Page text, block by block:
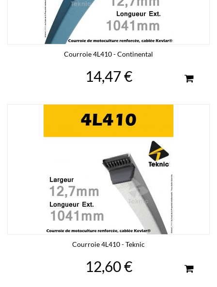
Courroie 4L410 - Continental
14,47 €
Courroie 4L410 - Teknic
12,60 €